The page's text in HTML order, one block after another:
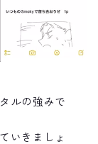
ルの強みで
いきましょ